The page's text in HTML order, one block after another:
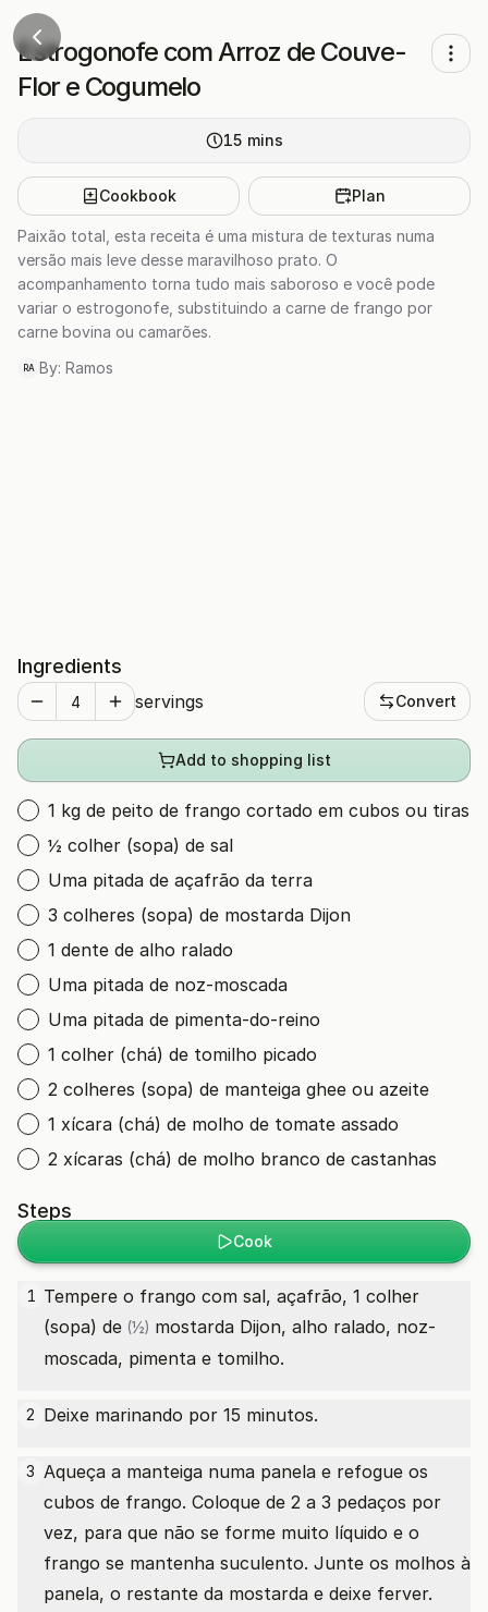
Estrogonofe com Arroz de Couve-
Flor e Cogumelo
15 mins
Cookbook Plan
Paixão total, esta receita é uma mistura de texturas numa
versão mais leve desse maravilhoso prato. O
acompanhamento torna tudo mais saboroso e você pode
variar o estrogonofe, substituindo a carne de frango por
carne bovina ou camarões.
RA By: Ramos
Ingredients
servings Convert
Add to shopping list
1 kg de peito de frango cortado em cubos ou tiras
½ colher (sopa) de sal
Uma pitada de açafrão da terra
3 colheres (sopa) de mostarda Dijon
1 dente de alho ralado
Uma pitada de noz-moscada
Uma pitada de pimenta-do-reino
1 colher (chá) de tomilho picado
2 colheres (sopa) de manteiga ghee ou azeite
1 xícara (chá) de molho de tomate assado
2 xícaras (chá) de molho branco de castanhas
Steps
Cook
1 Tempere o frango com sal, açafrão, 1 colher
(sopa) de (½) mostarda Dijon, alho ralado, noz-
moscada, pimenta e tomilho.
2 Deixe marinando por 15 minutos.
3 Aqueça a manteiga numa panela e refogue os
cubos de frango. Coloque de 2 a 3 pedaços por
vez, para que não se forme muito líquido e o
frango se mantenha suculento. Junte os molhos à
panela, o restante da mostarda e deixe ferver.